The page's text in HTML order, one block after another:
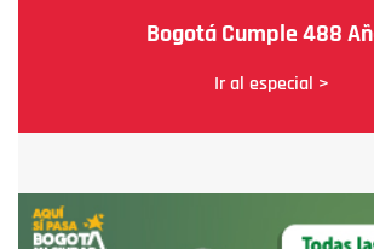
Bogotá Cumple 488
Ir al especial >